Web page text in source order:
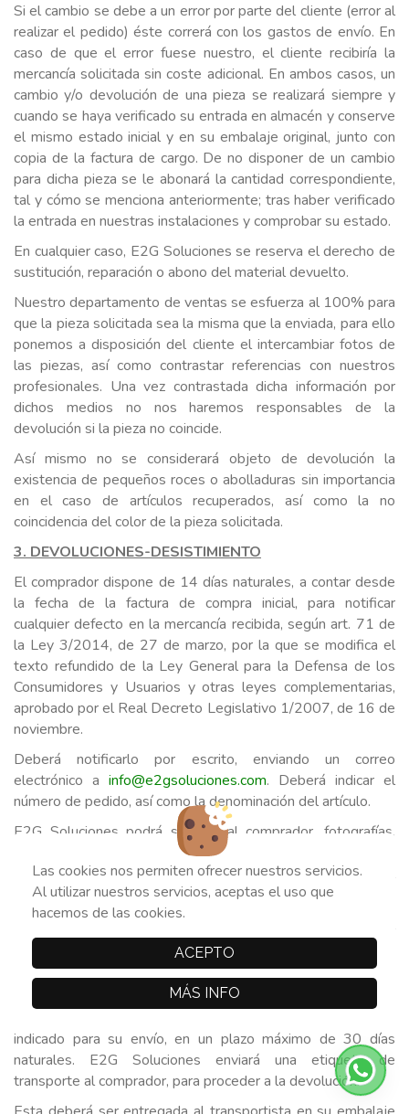
Las cookies nos permiten ofrecer nuestros servicios.
Al utilizar nuestros servicios, aceptas el uso que
hacemos de las cookies.
ACEPTO
MÁS INFO
Si el cambio se debe a un error por parte del cliente (error al
realizar el pedido) éste correrá con los gastos de envío. En
caso de que el error fuese nuestro, el cliente recibiría la
mercancía solicitada sin coste adicional. En ambos casos, un
cambio y/o devolución de una pieza se realizará siempre y
cuando se haya verificado su entrada en almacén y conserve
el mismo estado inicial y en su embalaje original, junto con
copia de la factura de cargo. De no disponer de un cambio
para dicha pieza se le abonará la cantidad correspondiente,
tal y cómo se menciona anteriormente; tras haber verificado
la entrada en nuestras instalaciones y comprobar su estado.
En cualquier caso, E2G Soluciones se reserva el derecho de
sustitución, reparación o abono del material devuelto.
Nuestro departamento de ventas se esfuerza al 100% para
que la pieza solicitada sea la misma que la enviada, para ello
ponemos a disposición del cliente el intercambiar fotos de
las piezas, así como contrastar referencias con nuestros
profesionales. Una vez contrastada dicha información por
dichos medios no nos haremos responsables de la
devolución si la pieza no coincide.
Así mismo no se considerará objeto de devolución la
existencia de pequeños roces o abolladuras sin importancia
en el caso de artículos recuperados, así como la no
coincidencia del color de la pieza solicitada.
3. DEVOLUCIONES-DESISTIMIENTO
El comprador dispone de 14 días naturales, a contar desde
la fecha de la factura de compra inicial, para notificar
cualquier defecto en la mercancía recibida, según art. 71 de
la Ley 3/2014, de 27 de marzo, por la que se modifica el
texto refundido de la Ley General para la Defensa de los
Consumidores y Usuarios y otras leyes complementarias,
aprobado por el Real Decreto Legislativo 1/2007, de 16 de
noviembre.
Deberá notificarlo por escrito, enviando un correo
electrónico a info@e2gsoluciones.com. Deberá indicar el
número de pedido, así como la denominación del artículo.
E2G Soluciones podrá solicitar al comprador, fotografías,
videos, comprobaciones de máquinas de diagnosis, o
cualquier otra prueba necesaria para certificar el defecto del
bien adquirido, y así poder gestionar la incidencia.
defectuoso, o bien reembolsar al comprador el importe
pagado en la factura de compra.
E2G Soluciones se reserva el derecho a recoger la pieza
indicado para su envío, en un plazo máximo de 30 días
naturales. E2G Soluciones enviará una etiqueta de
transporte al comprador, para proceder a la devolución.